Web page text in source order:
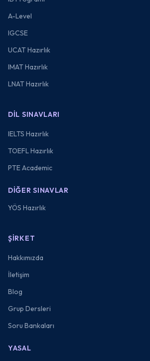
A-Level
IGCSE
UCAT Hazırlık
IMAT Hazırlık
LNAT Hazırlık
DIL SINAVLARI
IELTS Hazırlık
TOEFL Hazırlık
PTE Academic
DIĞER SINAVLAR
YÖS Hazırlık
ŞIRKET
Hakkımızda
İletişim
Blog
Grup Dersleri
Soru Bankaları
YASAL